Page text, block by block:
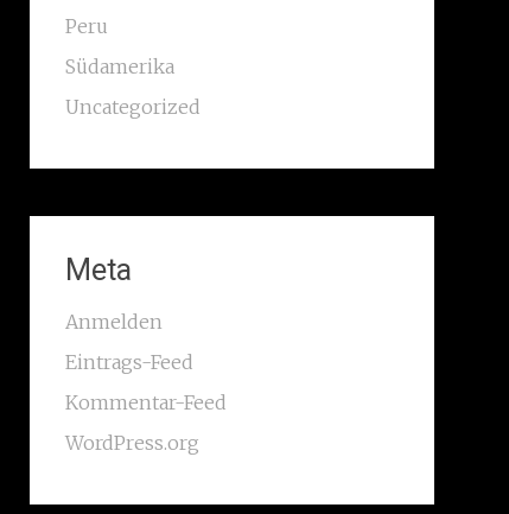
Peru
Südamerika
Uncategorized
Meta
Anmelden
Eintrags-Feed
Kommentar-Feed
WordPress.org